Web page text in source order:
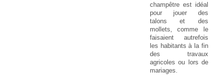
champêtre est idéal
pour jouer des
talons et des
mollets, comme le
faisaient autrefois
les habitants à la fin
des travaux
agricoles ou lors de
mariages.